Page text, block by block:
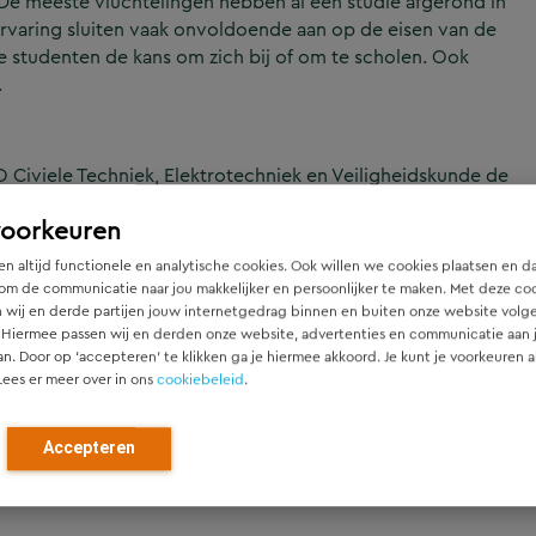
altijd functionele en analytische cookies. Ook willen we cookies plaatsen en
de communicatie naar jou makkelijker en persoonlijker te maken. Met deze
wij en derde partijen jouw internetgedrag binnen en buiten onze website
passen wij en derden onze website, advertenties en communicatie aan
Door op ‘accepteren’ te klikken ga je hiermee akkoord. Je kunt je voorkeuren
er meer over in onscookiebeleid.
Accepteren
sluiten vaak onvoldoende aan op de eisen van de
de kans om zich bij of om te scholen. Ook
Techniek, Elektrotechniek en Veiligheidskunde de
georganiseerde inhousedag (oktober 2014) te proeven
een Nederlands bedrijf. Dit alles met als doel kennis
collega Preben Slotboom gaf een toelichting op
een bedrijfslunch kregen de vluchtelingstudenten een
van het voorlichtingscentrum CU2030. De studenten